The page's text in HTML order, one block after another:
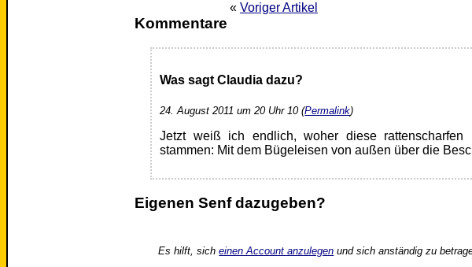
« Voriger Artikel
Kommentare
Was sagt Claudia dazu?
24. August 2011 um 20 Uhr 10 (Permalink)
Jetzt weiß ich endlich, woher diese rattenscharfen
stammen: Mit dem Bügeleisen von außen über die
Eigenen Senf dazugeben?
Es hilft, sicheinen Account anzulegen und sich anständig zu